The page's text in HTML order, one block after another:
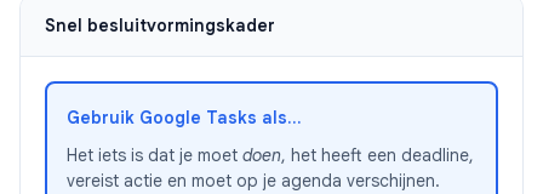
Snel besluitvormingskader
Gebruik Google Tasks als...
Het iets is dat je moet doen, het heeft een deadline,
vereist actie en moet op je agenda verschijnen.